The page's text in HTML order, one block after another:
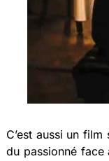
C’est aussi un
du passionné